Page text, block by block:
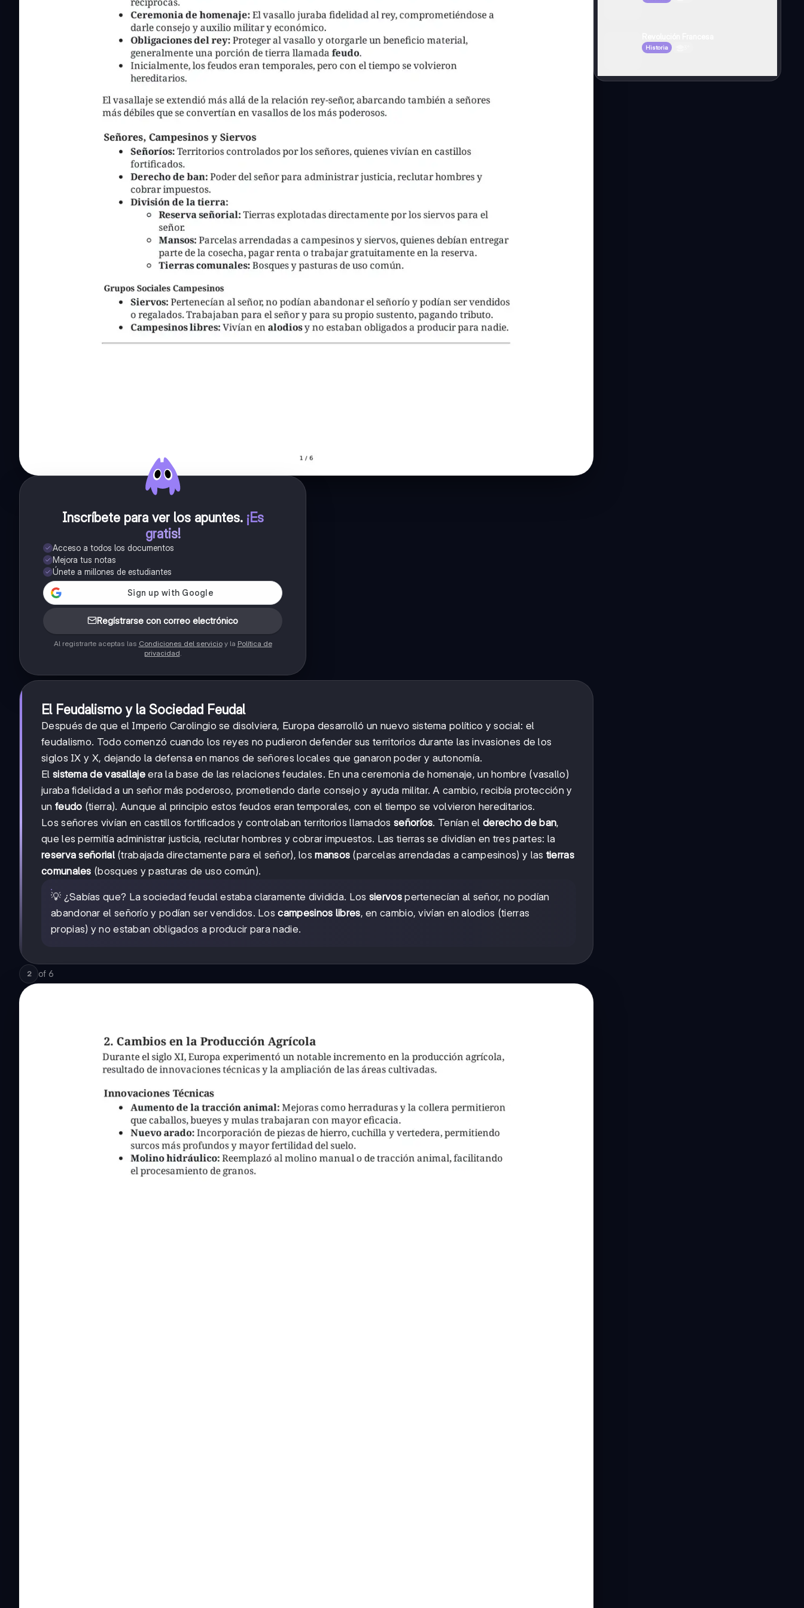
Inscríbete para ver los apuntes. ¡Es
gratis!
Acceso a todos los documentos
Mejora tus notas
Únete a millones de estudiantes
Regístrarse con correo electrónico
Al registrarte aceptas las Condiciones del servicioy la Política de
privacidad
El Feudalismo y la Sociedad Feudal
Después de que el Imperio Carolingio se disolviera, Europa desarrolló un nuevo sistema político y social: el
feudalismo. Todo comenzó cuando los reyes no pudieron defender sus territorios durante las invasiones de los
siglos IX y X, dejando la defensa en manos de señores locales que ganaron poder y autonomía.
El sistema de vasallajeera la base de las relaciones feudales. En una ceremonia de homenaje, un hombre (vasallo)
juraba fidelidad a un señor más poderoso, prometiendo darle consejo y ayuda militar. A cambio, recibía protección y
un feudo (tierra). Aunque al principio estos feudos eran temporales, con el tiempo se volvieron hereditarios.
Los señores vivían en castillos fortificados y controlaban territorios llamados señoríos. Tenían elderecho de ban,
que les permitía administrar justicia, reclutar hombres y cobrar impuestos. Las tierras se dividían en tres partes: la
reserva señorial(trabajada directamente para el señor), losmansos (parcelas arrendadas a campesinos) y las tierras
comunales (bosques y pasturas de uso común).
💡 ¿Sabías que? La sociedad feudal estaba claramente dividida. Los siervospertenecían al señor, no podían
abandonar el señorío y podían ser vendidos. Loscampesinos libres, en cambio, vivían en alodios (tierras
propias) y no estaban obligados a producir para nadie.
2 of 6
Historia